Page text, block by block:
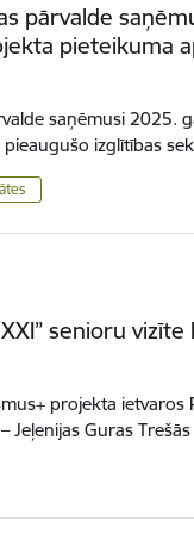
pārvalde
pieteikuma
saņēmusi 2025.
izglītības
senioru
projekta
Jeļenijas Guras